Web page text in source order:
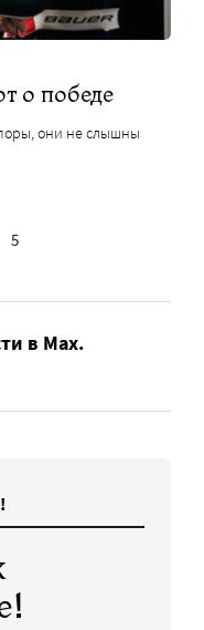
о победе
они не слышны
5
в Max.